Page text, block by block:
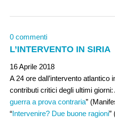
0 commenti
L’INTERVENTO IN SIRIA
16 Aprile 2018
A 24 ore dall’intervento atlantico
contributi critici degli ultimi giorni:
guerra a prova contraria”
“Intervenire? Due buone ragioni”